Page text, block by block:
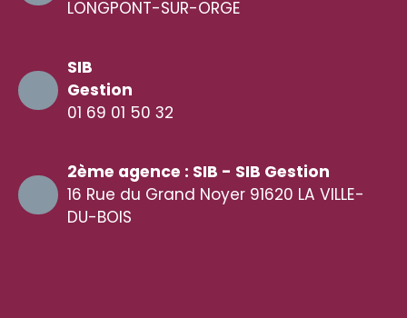
LONGPONT-SUR-ORGE
SIB
Gestion
01 69 01 50 32
2ème agence : SIB - SIB Gestion
16 Rue du Grand Noyer 91620 LA VILLE-
DU-BOIS